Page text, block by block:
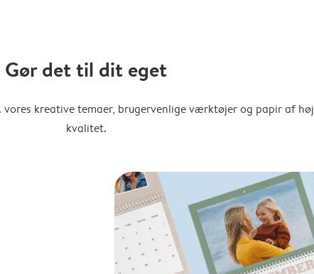
Gør det til dit eget
vores kreative temaer, brugervenlige værktøjer og papir af høj
kvalitet.